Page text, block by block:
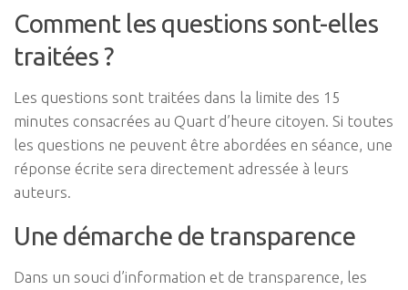
Comment les questions sont-elles
traitées ?
Les questions sont traitées dans la limite des 15
minutes consacrées au Quart d’heure citoyen. Si toutes
les questions ne peuvent être abordées en séance, une
réponse écrite sera directement adressée à leurs
auteurs.
Une démarche de transparence
Dans un souci d’information et de transparence, les